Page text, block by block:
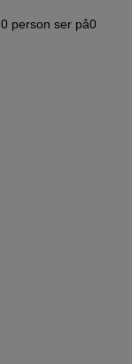
0 person ser på0